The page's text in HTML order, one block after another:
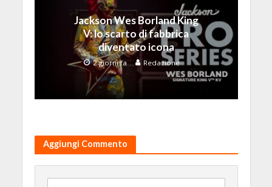
Jackson Wes Borland King
V: lo scarto di fabbrica
diventato icona
2 giorni fa Redazione
Aggiungi Commento